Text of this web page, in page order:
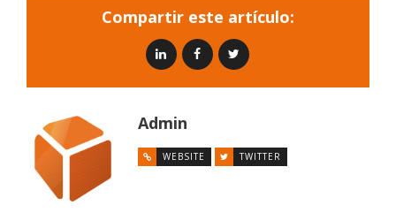
Compartir este artículo:
Admin
WEBSITE TWITTER